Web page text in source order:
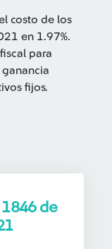
costo de los
en 1.97%.
para
fijos.
de